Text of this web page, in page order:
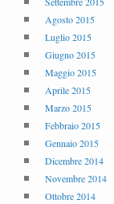
Agosto 2015
Luglio 2015
Giugno 2015
Maggio 2015
Aprile 2015
Marzo 2015
Febbraio 2015
Gennaio 2015
Dicembre 2014
Novembre 2014
Ottobre 2014